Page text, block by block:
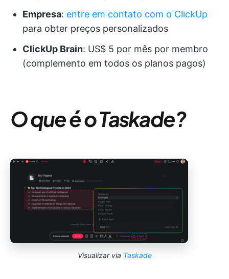
Empresa: entre em contato com o ClickUp
para obter preços personalizados
ClickUp Brain: US$ 5 por mês por membro
(complemento em todos os planos pagos)
O que é o Taskade?
Visualizar via Taskade